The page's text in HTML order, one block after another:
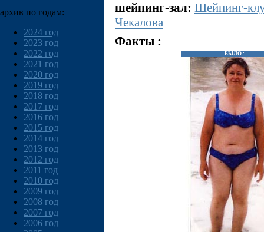
архив по годам:
2024 год
2023 год
2022 год
2021 год
2020 год
2019 год
2018 год
2017 год
2016 год
2015 год
2014 год
2013 год
2012 год
2011 год
2010 год
2009 год
2008 год
2007 год
2006 год
шейпинг-зал: Шейпинг-
Чекалова
Факты :
БЫЛО :